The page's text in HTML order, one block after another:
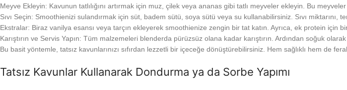
Meyve Ekleyin: Kavunun tatlılığını artırmak için muz, çilek veya ananas gibi tatlı meyveler ekleyin. Bu
Sıvı Seçin: Smoothienizi sulandırmak için süt, badem sütü, soya sütü veya su kullanabilirsiniz. Sıvı miktarını,
Ekstralar: Biraz vanilya esansı veya tarçın ekleyerek smoothienize zengin bir tat katın. Ayrıca, ek protein için
Karıştırın ve Servis Yapın: Tüm malzemeleri blenderda pürüzsüz olana kadar karıştırın. Ardından soğuk
Bu basit yöntemle, tatsız kavunlarınızı sıfırdan lezzetli bir içeceğe dönüştürebilirsiniz. Hem sağlıklı hem de
Tatsız Kavunlar Kullanarak Dondurma ya da Sorbe Yapımı